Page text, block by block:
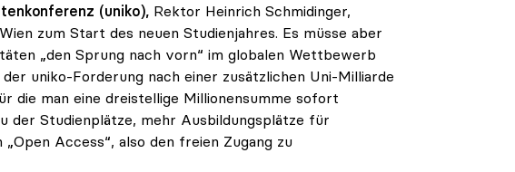
(uniko), Rektor Heinrich Schmidinger,
zum Start des neuen Studienjahres. Es müsse aber
„den Sprung nach vorn“ im globalen Wettbewerb
uniko-Forderung nach einer zusätzlichen Uni-Milliarde
die man eine dreistellige Millionensumme sofort
der Studienplätze, mehr Ausbildungsplätze für
Access“, also den freien Zugang zu